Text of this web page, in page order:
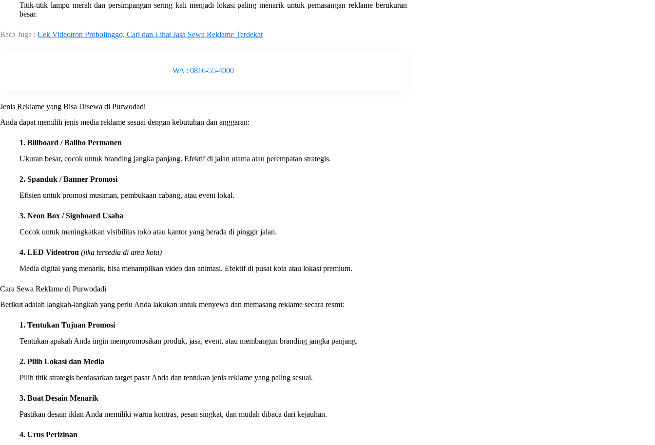
Titik-titik lampu merah dan persimpangan sering kali menjadi lokasi paling menarik untuk pemasangan reklame berukuran
besar.
Baca Juga : Cek Videotron Probolinggo, Cari dan Lihat Jasa Sewa Reklame Terdekat
WA : 0816-55-4000
Jenis Reklame yang Bisa Disewa di Purwodadi
Anda dapat memilih jenis media reklame sesuai dengan kebutuhan dan anggaran:
1. Billboard / Baliho Permanen
Ukuran besar, cocok untuk branding jangka panjang. Efektif di jalan utama atau perempatan strategis.
2. Spanduk / Banner Promosi
Efisien untuk promosi musiman, pembukaan cabang, atau event lokal.
3. Neon Box / Signboard Usaha
Cocok untuk meningkatkan visibilitas toko atau kantor yang berada di pinggir jalan.
4. LED Videotron (jika tersedia di area kota)
Media digital yang menarik, bisa menampilkan video dan animasi. Efektif di pusat kota atau lokasi premium.
Cara Sewa Reklame di Purwodadi
Berikut adalah langkah-langkah yang perlu Anda lakukan untuk menyewa dan memasang reklame secara resmi:
1. Tentukan Tujuan Promosi
Tentukan apakah Anda ingin mempromosikan produk, jasa, event, atau membangun branding jangka panjang.
2. Pilih Lokasi dan Media
Pilih titik strategis berdasarkan target pasar Anda dan tentukan jenis reklame yang paling sesuai.
3. Buat Desain Menarik
Pastikan desain iklan Anda memiliki warna kontras, pesan singkat, dan mudah dibaca dari kejauhan.
4. Urus Perizinan